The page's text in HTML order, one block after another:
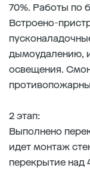
70%. Работы по
Встроено-
дымоудалению,
освещения.
2 этап:
Выполнено
идет монтаж
перекрытие над